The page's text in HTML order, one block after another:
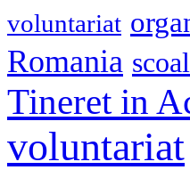
voluntariat
Romania
Tineret in
voluntariat